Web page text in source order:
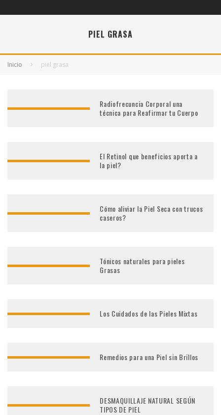
PIEL GRASA
Inicio piel grasa
Radiofrecuncia Corporal una
técnica para Reafirmar tu Cuerpo
El Retinol que beneficios aporta a
la piel?
Cómo aliviar la Piel Seca con trucos
caseros?
Tónicos naturales para pieles
Grasas
Los Cuidados de las Pieles Mixtas
Remedios para una Piel sin Brillos
DESMAQUILLAJE NATURAL SEGÚN
TIPOS DE PIEL